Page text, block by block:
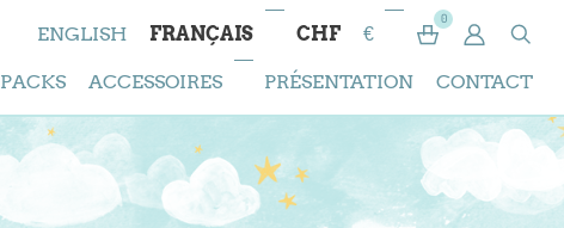
PACKS ACCESSOIRES PRÉSENTATION CONTACT
ENGLISH FRANÇAIS CHF €
0